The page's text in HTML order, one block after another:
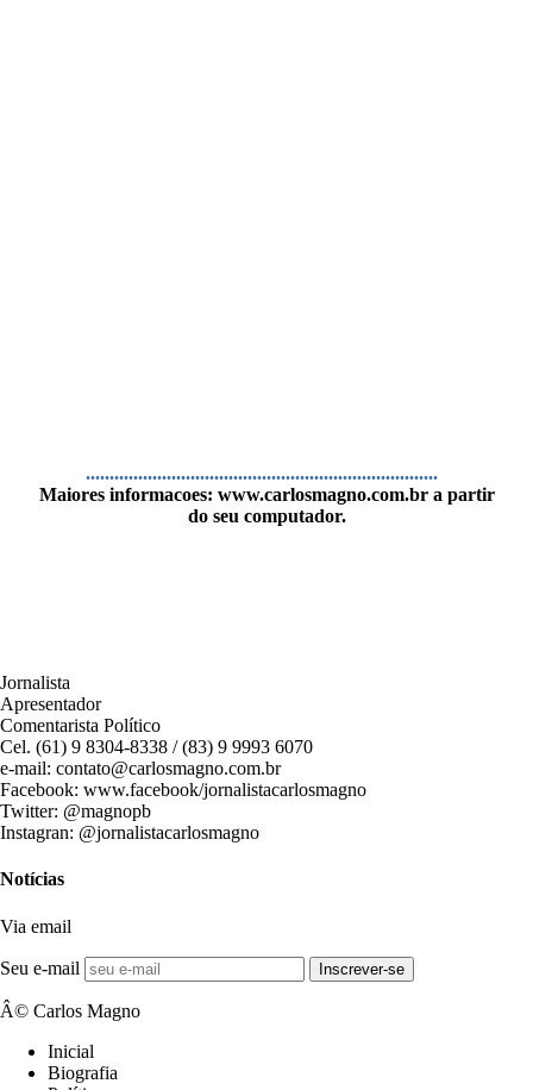
..........................................................................
Maiores informacoes: www.carlosmagno.com.bra partir
do seu computador.
Jornalista
Apresentador
Comentarista Político
Cel. (61) 9 8304-8338 / (83) 9 9993 6070
e-mail: contato@carlosmagno.com.br
Facebook: www.facebook/jornalistacarlosmagno
Twitter: @magnopb
Instagran: @jornalistacarlosmagno
Notícias
Via email
Seu e-mail Inscrever-se
Â© Carlos Magno
Inicial
Biografia